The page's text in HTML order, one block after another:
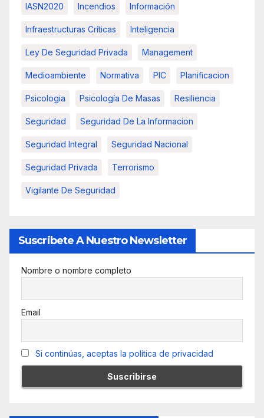
IASN2020 Incendios Información
Infraestructuras Críticas Inteligencia
Ley De Seguridad Privada Management
Medioambiente Normativa PIC Planificacion
Psicologia Psicología De Masas Resiliencia
Seguridad Seguridad De La Informacion
Seguridad Integral Seguridad Nacional
Seguridad Privada Terrorismo
Vigilante De Seguridad
Suscribete A Nuestro Newsletter
Nombre o nombre completo
Email
Si continúas, aceptas la política de privacidad